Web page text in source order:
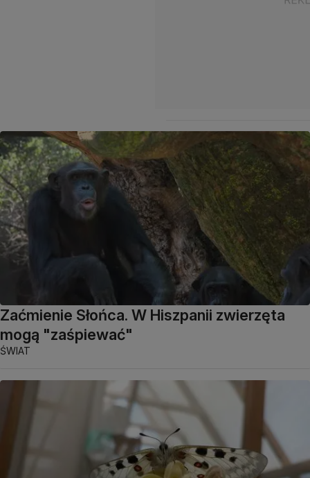
Zaćmienie Słońca. W Hiszpanii zwierzęta
mogą "zaśpiewać"
ŚWIAT